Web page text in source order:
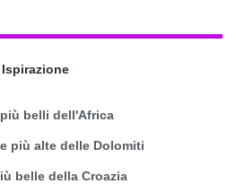
Ispirazione
belli dell'Africa
più alte delle Dolomiti
belle della Croazia